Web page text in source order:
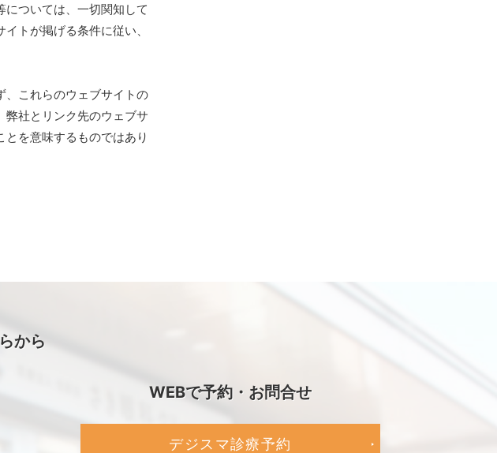
ついては、一切関知して
トが掲げる条件に従い、
、これらのウェブサイトの
社とリンク先のウェブサ
を意味するものではあり
から
WEBで予約・お問合せ
デジスマ診療予約